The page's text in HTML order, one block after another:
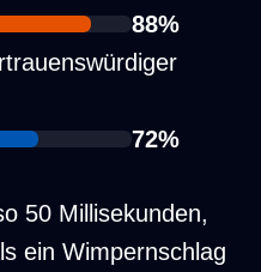
88%
72%
85%
50 Millisekunden,
ein Wimpernschlag